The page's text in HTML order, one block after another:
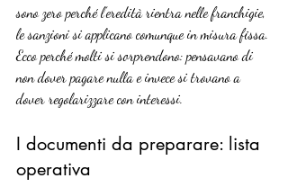
sono zero perché l’eredità rientra nelle franchigie,
le sanzioni si applicano comunque in misura fissa.
Ecco perché molti si sorprendono: pensavano di
non dover pagare nulla e invece si trovano a
dover regolarizzare con interessi.
I documenti da preparare: lista
operativa